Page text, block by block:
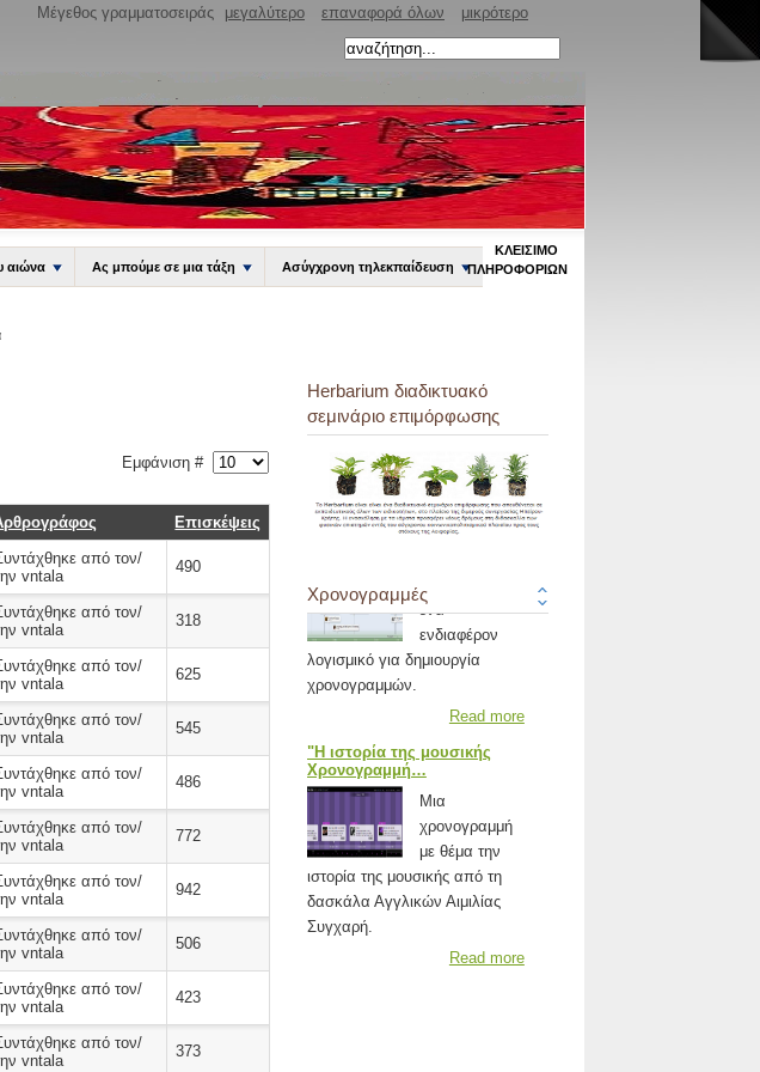
Μέγεθος γραμματοσειράς μεγαλύτερο επαναφορά όλων μικρότερο
αιώνα Ας μπούμε σε μια τάξη Ασύγχρονη τηλεκπαίδευση
Εμφάνιση #
Επισκέψεις
από τον/
vntala
490
από τον/
vntala
318
από τον/
vntala
625
από τον/
vntala
545
από τον/
vntala
486
από τον/
vntala
772
από τον/
vntala
942
από τον/
vntala
506
από τον/
vntala
423
από τον/
vntala
373
ΚΛΕΊΣΙΜΟ
ΠΛΗΡΟΦΟΡΙΏΝ
Herbarium διαδικτυακό
σεμινάριο επιμόρφωσης
Χρονογραμμές
Τα σημάδια του ανθρώπου
στον τόπο και το…
Read more
Λογισμικό χρονογραμμών
ένα
ενδιαφέρον
λογισμικό για δημιουργία
χρονογραμμών.
Read more
"Η ιστορία της μουσικής
Χρονογραμμή…
Μια
χρονογραμμή
με θέμα την
ιστορία της μουσικής από τη
δασκάλα Αγγλικών Αιμιλίας
Συγχαρή.
Read more